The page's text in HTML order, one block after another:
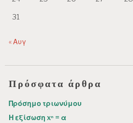
31
« Αυγ
Πρόσφατα άρθρα
Πρόσημο τριωνύμου
Η εξίσωση xⁿ = α